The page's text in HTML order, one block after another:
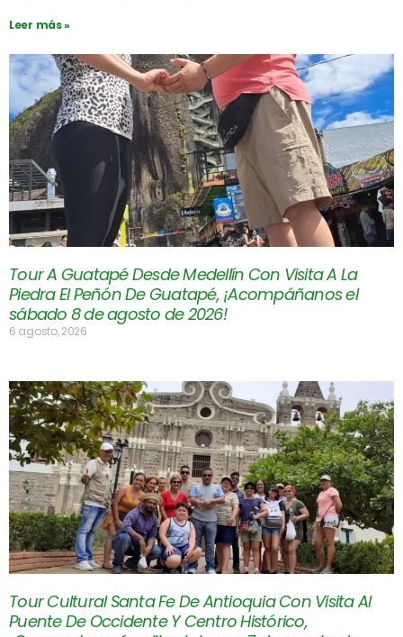
Leer más »
Tour A Guatapé Desde Medellín Con Visita A La
Piedra El Peñón De Guatapé, ¡Acompáñanos el
sábado 8 de agosto de 2026!
6 agosto, 2026
Tour Cultural Santa Fe De Antioquia Con Visita Al
Puente De Occidente Y Centro Histórico,